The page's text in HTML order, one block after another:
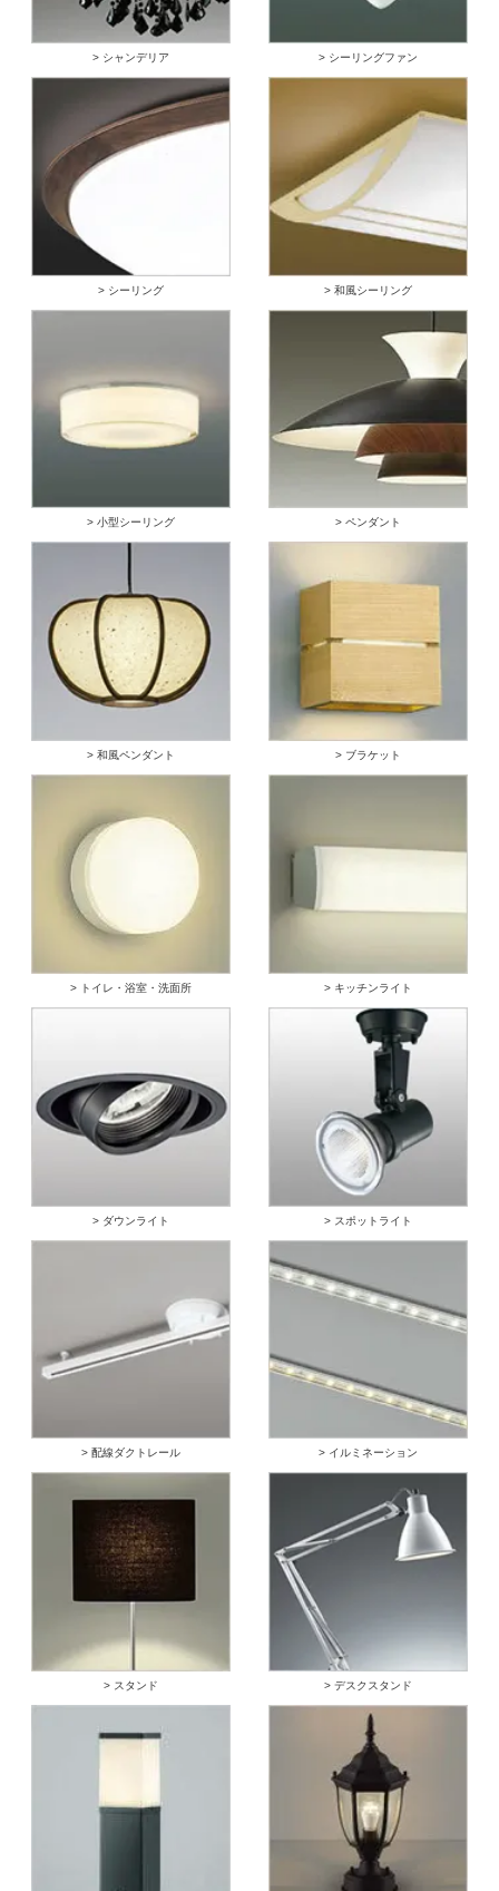
> シャンデリア > シーリングファン
> シーリング > 和風シーリング
> 小型シーリング > ペンダント
> 和風ペンダント > ブラケット
> トイレ・浴室・洗面所 > キッチンライト
> ダウンライト > スポットライト
> 配線ダクトレール > イルミネーション
> スタンド > デスクスタンド